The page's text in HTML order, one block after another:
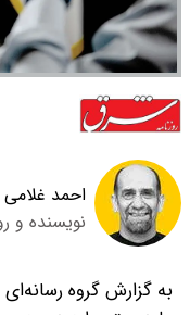
احمد غلامی
نویسنده و
به گزارش گروه رسانه‌ای